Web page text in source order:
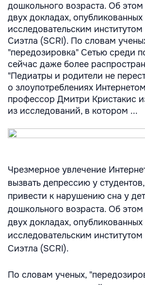
дошкольного возраста. Об этом
двух докладах,
исследовательским
Сиэтла (SCRI). По словам
"передозировка" Сетью среди
сейчас даже более
"Педиатры и родители не
о злоупотреблениях
профессор Дмитри Кристакис
из исследований, в котором ...
Чрезмерное увлечение
вызвать депрессию у
привести к нарушению сна у
дошкольного возраста. Об этом
двух докладах,
исследовательским
Сиэтла (SCRI).
По словам ученых,